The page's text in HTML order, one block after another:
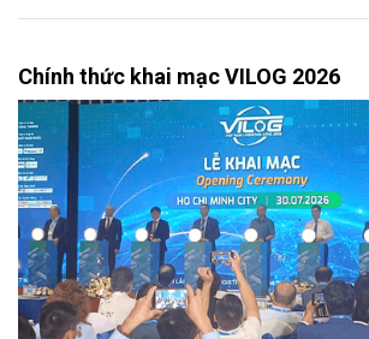
Chính thức khai mạc VILOG 2026